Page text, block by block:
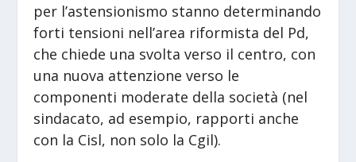
per l’astensionismo stanno determinando
forti tensioni nell’area riformista del Pd,
che chiede una svolta verso il centro, con
una nuova attenzione verso le
componenti moderate della società (nel
sindacato, ad esempio, rapporti anche
con la Cisl, non solo la Cgil).